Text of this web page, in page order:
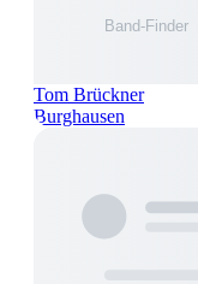
Tom Brückner
Burghausen